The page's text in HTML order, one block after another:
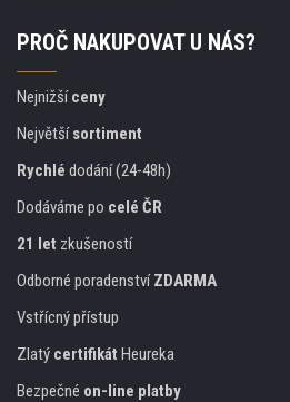
PROČ NAKUPOVAT U NÁS?
Nejnižšíceny
Největšísortiment
Rychlé dodání (24-48h)
Dodáváme po celé ČR
21 let zkušeností
Odborné poradenstvíZDARMA
Vstřícný přístup
Zlatý certifikát Heureka
Bezpečné on-line platby